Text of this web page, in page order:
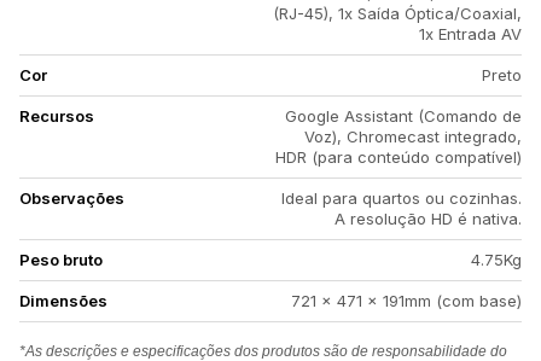
(RJ-45), 1x Saída Óptica/Coaxial,
1x Entrada AV
Cor Preto
Recursos
Google Assistant (Comando de
Voz), Chromecast integrado,
HDR (para conteúdo compatível)
Observações
Ideal para quartos ou cozinhas.
A resolução HD é nativa.
Peso bruto 4.75Kg
Dimensões 721 x 471 x 191mm (com base)
*As descrições e especificações dos produtos são de responsabilidade do